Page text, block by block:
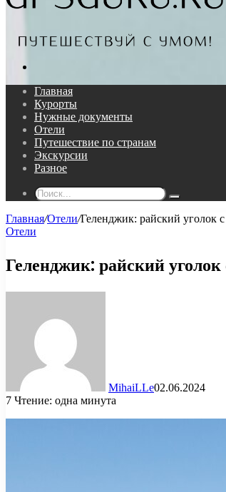
Главная
Курорты
Нужные документы
Отели
Путешествие по странам
Экскурсии
Разное
Поиск...
Главная/Отели/Геленджик: райский уголок
Отели
Геленджик: райский
MihaiLLe02.06.2024
7 Чтение: одна минута